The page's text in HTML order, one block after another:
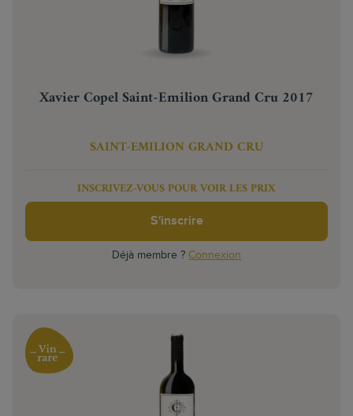
Xavier Copel Saint-Emilion Grand Cru 2017
SAINT-EMILION GRAND CRU
INSCRIVEZ-VOUS POUR VOIR LES PRIX
S'inscrire
Déjà membre ? Connexion